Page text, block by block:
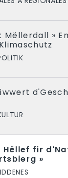
Mëllerdall »
fir
»